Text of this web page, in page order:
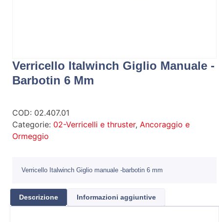
Verricello Italwinch Giglio Manuale -
Barbotin 6 Mm
COD: 02.407.01
Categorie: 02-Verricelli e thruster, Ancoraggio e
Ormeggio
Verricello Italwinch Giglio manuale -barbotin 6 mm
Descrizione Informazioni aggiuntive